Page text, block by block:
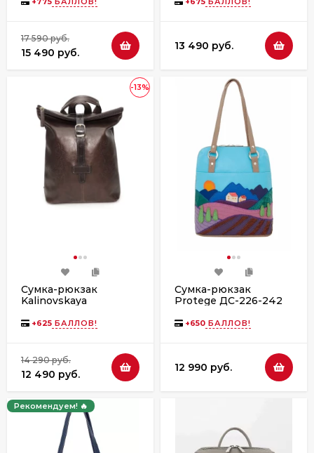
17 590 руб.
15 490 руб.
13 490 руб.
-13%
Сумка-рюкзак
Kalinovskaya
коричневый
+625 БАЛЛОВ!
14 290 руб.
12 490 руб.
Сумка-рюкзак
Protege ДС-226-242
+650 БАЛЛОВ!
12 990 руб.
Рекомендуем! 🔥